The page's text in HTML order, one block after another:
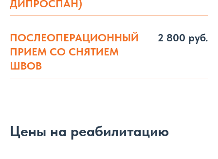
ДИПРОСПАН)
ПОСЛЕОПЕРАЦИОННЫЙ
ПРИЕМ СО СНЯТИЕМ
ШВОВ
2 800 руб.
Цены на реабилитацию